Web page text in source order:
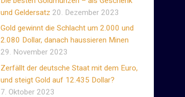
und Geldersatz 20. Dezember 2023
Gold gewinnt die Schlacht um 2.000 und
2.080 Dollar, danach haussieren Minen
29. November 2023
Zerfällt der deutsche Staat mit dem Euro,
und steigt Gold auf 12.435 Dollar?
7. Oktober 2023